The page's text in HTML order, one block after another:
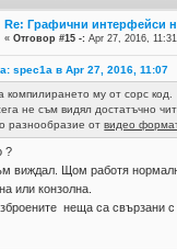
Re: Графични интерфейси
«Отговор #15 -: Apr 27, 2016,
spec1a в Apr 27, 2016, 11:07
компилирането му от сорс код.
не съм видял достатъчно
разнообразие отвидео
?
виждал. Щом работя
или конзолна.
неща са свързани